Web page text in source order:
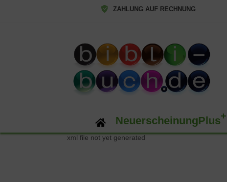
ZAHLUNG AUF RECHNUNG
NeuerscheinungPlus+
xml file not yet generated